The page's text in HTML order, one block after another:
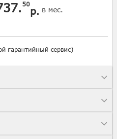
50
р. в мес.
гарантийный сервис)